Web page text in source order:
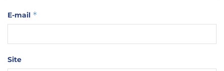
E-mail *
Site